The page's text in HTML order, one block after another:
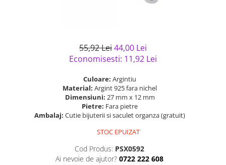
Solutii si lavete de curatare
55,92 Lei44,00 Lei
Economisesti: 11,92 Lei
Culoare: Argintiu
Material: Argint 925 fara nichel
Dimensiuni: 27 mm x 12 mm
Pietre: Fara pietre
Ambalaj: Cutie bijuterii si saculet organza (gratuit)
STOC EPUIZAT
Cod Produs: PSX0592
Ai nevoie de ajutor? 0722 222 608